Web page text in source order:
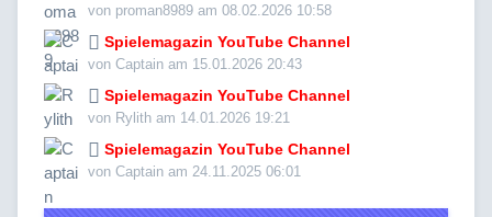
von proman8989 am 08.02.2026 10:58
Spielemagazin YouTube Channel
von Captain am 15.01.2026 20:43
Spielemagazin YouTube Channel
von Rylith am 14.01.2026 19:21
Spielemagazin YouTube Channel
von Captain am 24.11.2025 06:01